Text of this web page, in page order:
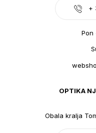
+
Pon
OPTIKA
Obala kralja